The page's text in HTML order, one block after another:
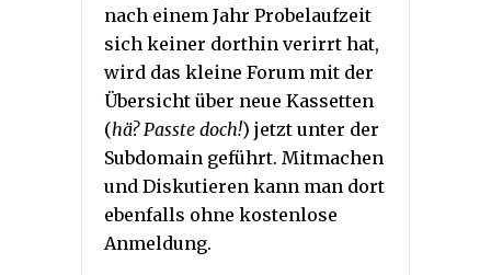
nach einem Jahr Probelaufzeit
sich keiner dorthin verirrt hat,
wird das kleine Forum mit der
Übersicht über neue Kassetten
(hä? Passte doch!) jetzt unter der
Subdomain geführt. Mitmachen
und Diskutieren kann man dort
ebenfalls ohne kostenlose
Anmeldung.